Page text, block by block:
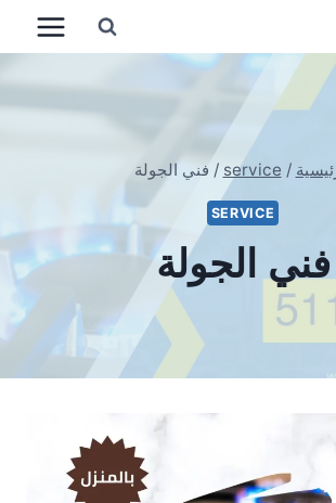
/
service
/ فني الجولة
SERVICE
فني الجولة